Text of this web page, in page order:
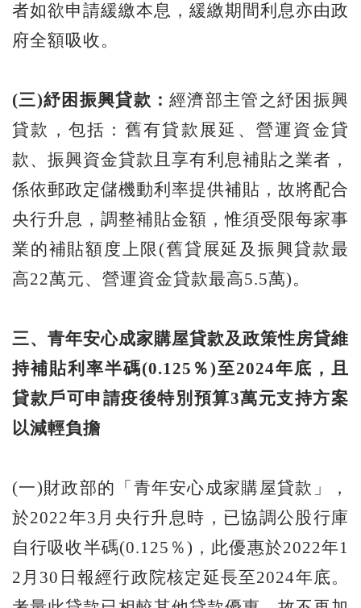
者如欲申請緩繳本息，緩繳期間利息亦由政
府全額吸收。
(三)紓困振興貸款：經濟部主管之紓困振興
貸款，包括：舊有貸款展延、營運資金貸
款、振興資金貸款且享有利息補貼之業者，
係依郵政定儲機動利率提供補貼，故將配合
央行升息，調整補貼金額，惟須受限每家事
業的補貼額度上限(舊貸展延及振興貸款最
高22萬元、營運資金貸款最高5.5萬)。
三、青年安心成家購屋貸款及政策性房貸維
持補貼利率半碼(0.125 ％)至2024年底，且
貸款戶可申請疫後特別預算3萬元支持方案
以減輕負擔
(一)財政部的「青年安心成家購屋貸款」，
於2022年3月央行升息時，已協調公股行庫
自行吸收半碼(0.125％)，此優惠於2022年1
2月30日報經行政院核定延長至2024年底。